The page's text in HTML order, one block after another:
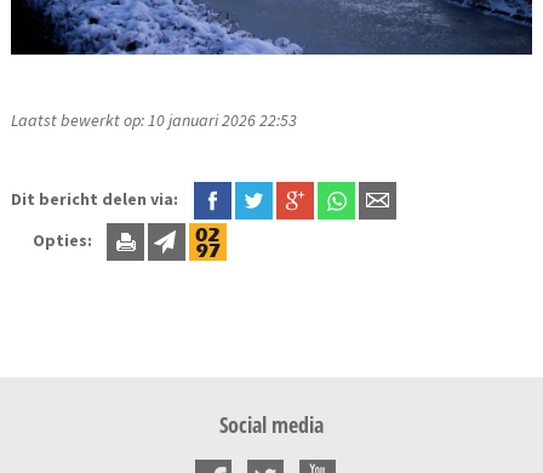
Laatst bewerkt op: 10 januari 2026 22:53
Dit bericht delen via:
Opties:
Social media